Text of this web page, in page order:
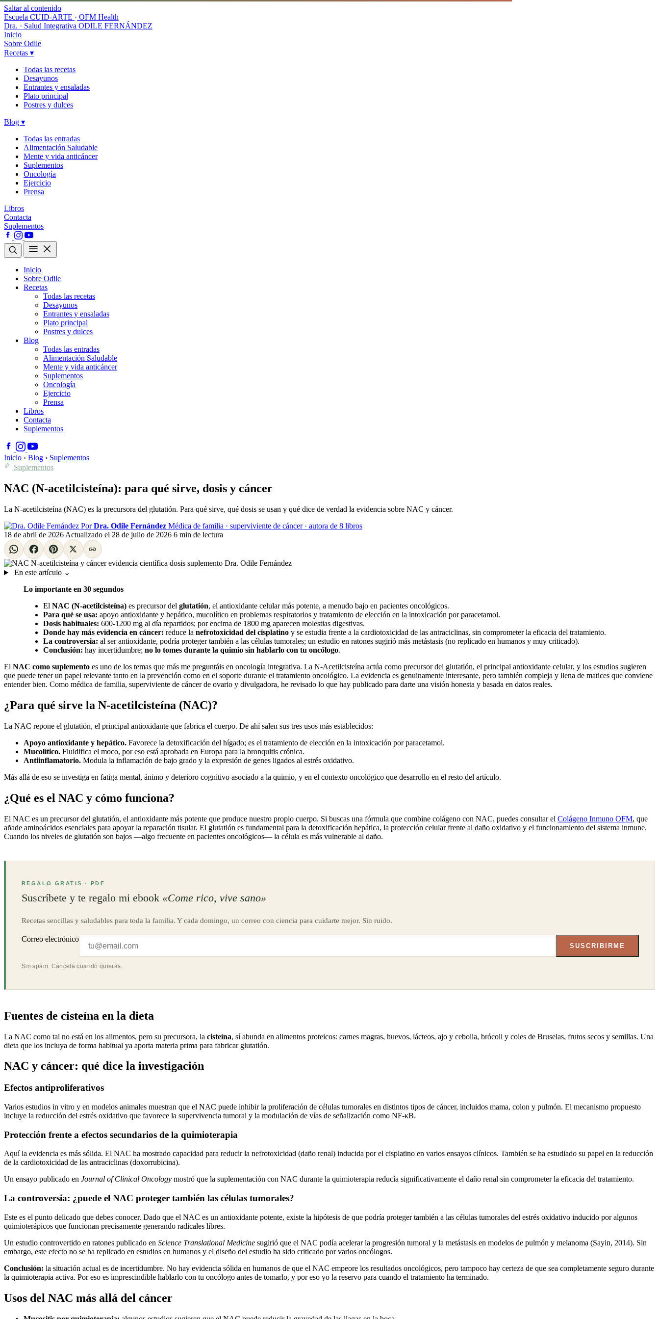
Saltar al contenido
Escuela CUID-ARTE · OFM Health
Dra. · Salud Integrativa ODILE FERNÁNDEZ
Inicio
Sobre Odile
Recetas ▾
Todas las recetas
Desayunos
Entrantes y ensaladas
Plato principal
Postres y dulces
Blog ▾
Todas las entradas
Alimentación Saludable
Mente y vida anticáncer
Suplementos
Oncología
Ejercicio
Prensa
Libros
Contacta
Suplementos
Inicio
Sobre Odile
Recetas
Todas las recetas
Desayunos
Entrantes y ensaladas
Plato principal
Postres y dulces
Blog
Todas las entradas
Alimentación Saludable
Mente y vida anticáncer
Suplementos
Oncología
Ejercicio
Prensa
Libros
Contacta
Suplementos
Inicio › Blog › Suplementos
Suplementos
NAC (N-acetilcisteína): para qué sirve, dosis y cáncer
La N-acetilcisteína (NAC) es la precursora del glutatión. Para qué sirve, qué dosis se usan y qué dice de verdad la evidencia sobre NAC y cáncer.
Por Dra. Odile Fernández Médica de familia · superviviente de cáncer · autora de 8 libros
18 de abril de 2026 Actualizado el 28 de julio de 2026 6 min de lectura
En este artículo ⌄
Lo importante en 30 segundos
El NAC (N-acetilcisteína) es precursor del glutatión, el antioxidante celular más potente, a menudo bajo en pacientes oncológicos.
Para qué se usa: apoyo antioxidante y hepático, mucolítico en problemas respiratorios y tratamiento de elección en la intoxicación por paracetamol.
Dosis habituales: 600-1200 mg al día repartidos; por encima de 1800 mg aparecen molestias digestivas.
Donde hay más evidencia en cáncer: reduce la nefrotoxicidad del cisplatino y se estudia frente a la cardiotoxicidad de las antraciclinas, sin comprometer la eficacia del tratamiento.
La controversia: al ser antioxidante, podría proteger también a las células tumorales; un estudio en ratones sugirió más metástasis (no replicado en humanos y muy criticado).
Conclusión: hay incertidumbre; no lo tomes durante la quimio sin hablarlo con tu oncólogo.
El NAC como suplemento es uno de los temas que más me preguntáis en oncología integrativa. La N-Acetilcisteína actúa como precursor del glutatión, el principal antioxidante celular, y los estudios sugieren
que puede tener un papel relevante tanto en la prevención como en el soporte durante el tratamiento oncológico. La evidencia es genuinamente interesante, pero también compleja y llena de matices que conviene
entender bien. Como médica de familia, superviviente de cáncer de ovario y divulgadora, he revisado lo que hay publicado para darte una visión honesta y basada en datos reales.
¿Para qué sirve la N-acetilcisteína (NAC)?
La NAC repone el glutatión, el principal antioxidante que fabrica el cuerpo. De ahí salen sus tres usos más establecidos:
Apoyo antioxidante y hepático. Favorece la detoxificación del hígado; es el tratamiento de elección en la intoxicación por paracetamol.
Mucolítico. Fluidifica el moco, por eso está aprobada en Europa para la bronquitis crónica.
Antiinflamatorio. Modula la inflamación de bajo grado y la expresión de genes ligados al estrés oxidativo.
Más allá de eso se investiga en fatiga mental, ánimo y deterioro cognitivo asociado a la quimio, y en el contexto oncológico que desarrollo en el resto del artículo.
¿Qué es el NAC y cómo funciona?
El NAC es un precursor del glutatión, el antioxidante más potente que produce nuestro propio cuerpo. Si buscas una fórmula que combine colágeno con NAC, puedes consultar el Colágeno Inmuno OFM, que
añade aminoácidos esenciales para apoyar la reparación tisular. El glutatión es fundamental para la detoxificación hepática, la protección celular frente al daño oxidativo y el funcionamiento del sistema inmune.
Cuando los niveles de glutatión son bajos —algo frecuente en pacientes oncológicos— la célula es más vulnerable al daño.
REGALO GRATIS · PDF
Suscríbete y te regalo mi ebook «Come rico, vive sano»
Recetas sencillas y saludables para toda la familia. Y cada domingo, un correo con ciencia para cuidarte mejor. Sin ruido.
Correo electrónico
SUSCRIBIRME
Sin spam. Cancela cuando quieras.
Fuentes de cisteína en la dieta
La NAC como tal no está en los alimentos, pero su precursora, la cisteína, sí abunda en alimentos proteicos: carnes magras, huevos, lácteos, ajo y cebolla, brócoli y coles de Bruselas, frutos secos y semillas. Una
dieta que los incluya de forma habitual ya aporta materia prima para fabricar glutatión.
NAC y cáncer: qué dice la investigación
Efectos antiproliferativos
Varios estudios in vitro y en modelos animales muestran que el NAC puede inhibir la proliferación de células tumorales en distintos tipos de cáncer, incluidos mama, colon y pulmón. El mecanismo propuesto
incluye la reducción del estrés oxidativo que favorece la supervivencia tumoral y la modulación de vías de señalización como NF-κB.
Protección frente a efectos secundarios de la quimioterapia
Aquí la evidencia es más sólida. El NAC ha mostrado capacidad para reducir la nefrotoxicidad (daño renal) inducida por el cisplatino en varios ensayos clínicos. También se ha estudiado su papel en la reducción
de la cardiotoxicidad de las antraciclinas (doxorrubicina).
Un ensayo publicado en Journal of Clinical Oncology mostró que la suplementación con NAC durante la quimioterapia reducía significativamente el daño renal sin comprometer la eficacia del tratamiento.
La controversia: ¿puede el NAC proteger también las células tumorales?
Este es el punto delicado que debes conocer. Dado que el NAC es un antioxidante potente, existe la hipótesis de que podría proteger también a las células tumorales del estrés oxidativo inducido por algunos
quimioterápicos que funcionan precisamente generando radicales libres.
Un estudio controvertido en ratones publicado en Science Translational Medicine sugirió que el NAC podía acelerar la progresión tumoral y la metástasis en modelos de pulmón y melanoma (Sayin, 2014). Sin
embargo, este efecto no se ha replicado en estudios en humanos y el diseño del estudio ha sido criticado por varios oncólogos.
Conclusión: la situación actual es de incertidumbre. No hay evidencia sólida en humanos de que el NAC empeore los resultados oncológicos, pero tampoco hay certeza de que sea completamente seguro durante
la quimioterapia activa. Por eso es imprescindible hablarlo con tu oncólogo antes de tomarlo, y por eso yo la reservo para cuando el tratamiento ha terminado.
Usos del NAC más allá del cáncer